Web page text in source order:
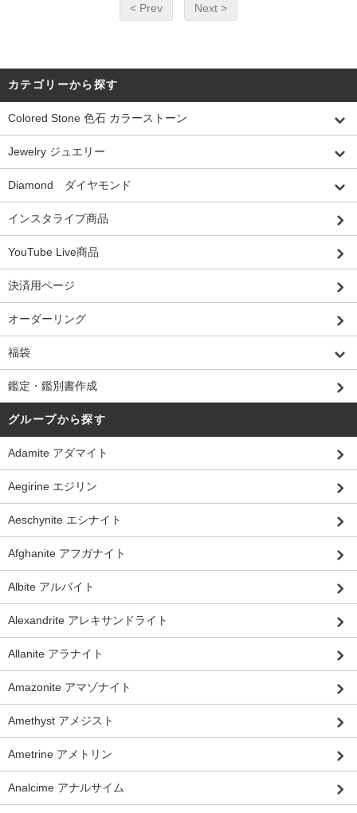
< Prev Next >
カテゴリーから探す
Colored Stone 色石 カラーストーン
Jewelry ジュエリー
Diamond ダイヤモンド
インスタライブ商品
YouTube Live商品
決済用ページ
オーダーリング
福袋
鑑定・鑑別書作成
グループから探す
Adamite アダマイト
Aegirine エジリン
Aeschynite エシナイト
Afghanite アフガナイト
Albite アルバイト
Alexandrite アレキサンドライト
Allanite アラナイト
Amazonite アマゾナイト
Amethyst アメジスト
Ametrine アメトリン
Analcime アナルサイム